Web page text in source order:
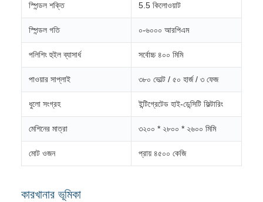
স্পিন্ডল শক্তি 5.5 কিলোওয়াট
স্পিন্ডল গতি ০-৬০০০ আরপিএম
পলিশিং হুইল ব্যাসার্ধ সর্বোচ্চ ৪০০ মিমি
পাওয়ার সাপ্লাই ৩৮০ ভোল্ট / ৫০ হার্জ / ৩ ফেজ
ধুলো সংগ্রহ ইন্টিগ্রেটেড হাই-ডেন্সিটি ফিল্টারিং
মেশিনের মাত্রা ৩২০০ * ২৮০০ * ২৬০০ মিমি
মোট ওজন প্রায় ৪৫০০ কেজি
কারখানার ভূমিকা